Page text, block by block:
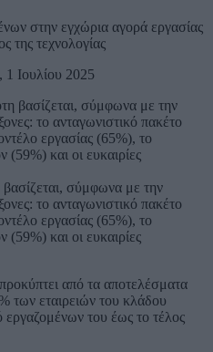
στην εγχώρια αγορά εργασίας
της τεχνολογίας
Ιουλίου 2025
σύμφωνα με την
το ανταγωνιστικό πακέτο
εργασίας (65%), το
(59%) και οι ευκαιρίες
από τα αποτελέσματα
των εταιρειών του κλάδου
εργαζομένων του έως το τέλος